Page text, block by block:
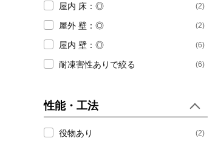
屋内 床：◎ (2)
屋外 壁：◎ (2)
屋内 壁：◎ (6)
耐凍害性ありで絞る (6)
性能・工法
役物あり (2)